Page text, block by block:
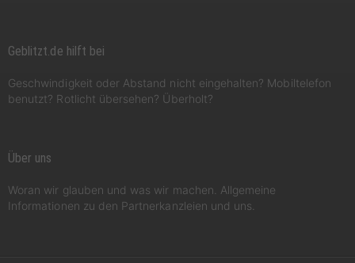
Geblitzt.de hilft bei
Geschwindigkeit oder Abstand nicht eingehalten? Mobiltelefon
benutzt? Rotlicht übersehen? Überholt?
Über uns
Woran wir glauben und was wir machen. Allgemeine
Informationen zu den Partnerkanzleien und uns.